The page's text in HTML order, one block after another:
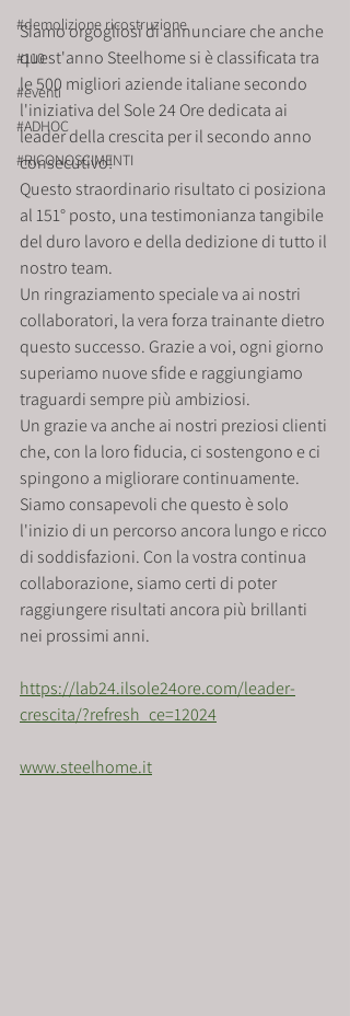
#demolizione ricostruzione
#110
#eventi
#ADHOC
#RICONOSCIMENTI
Siamo orgogliosi di annunciare che anche
quest'anno Steelhome si è classificata tra
le 500 migliori aziende italiane secondo
l'iniziativa del Sole 24 Ore dedicata ai
leader della crescita per il secondo anno
consecutivo!
Questo straordinario risultato ci posiziona
al 151° posto, una testimonianza tangibile
del duro lavoro e della dedizione di tutto il
nostro team.
Un ringraziamento speciale va ai nostri
collaboratori, la vera forza trainante dietro
questo successo. Grazie a voi, ogni giorno
superiamo nuove sfide e raggiungiamo
traguardi sempre più ambiziosi.
Un grazie va anche ai nostri preziosi clienti
che, con la loro fiducia, ci sostengono e ci
spingono a migliorare continuamente.
Siamo consapevoli che questo è solo
l'inizio di un percorso ancora lungo e ricco
di soddisfazioni. Con la vostra continua
collaborazione, siamo certi di poter
raggiungere risultati ancora più brillanti
nei prossimi anni.
https://lab24.ilsole24ore.com/leader-
crescita/?refresh_ce=12024
www.steelhome.it